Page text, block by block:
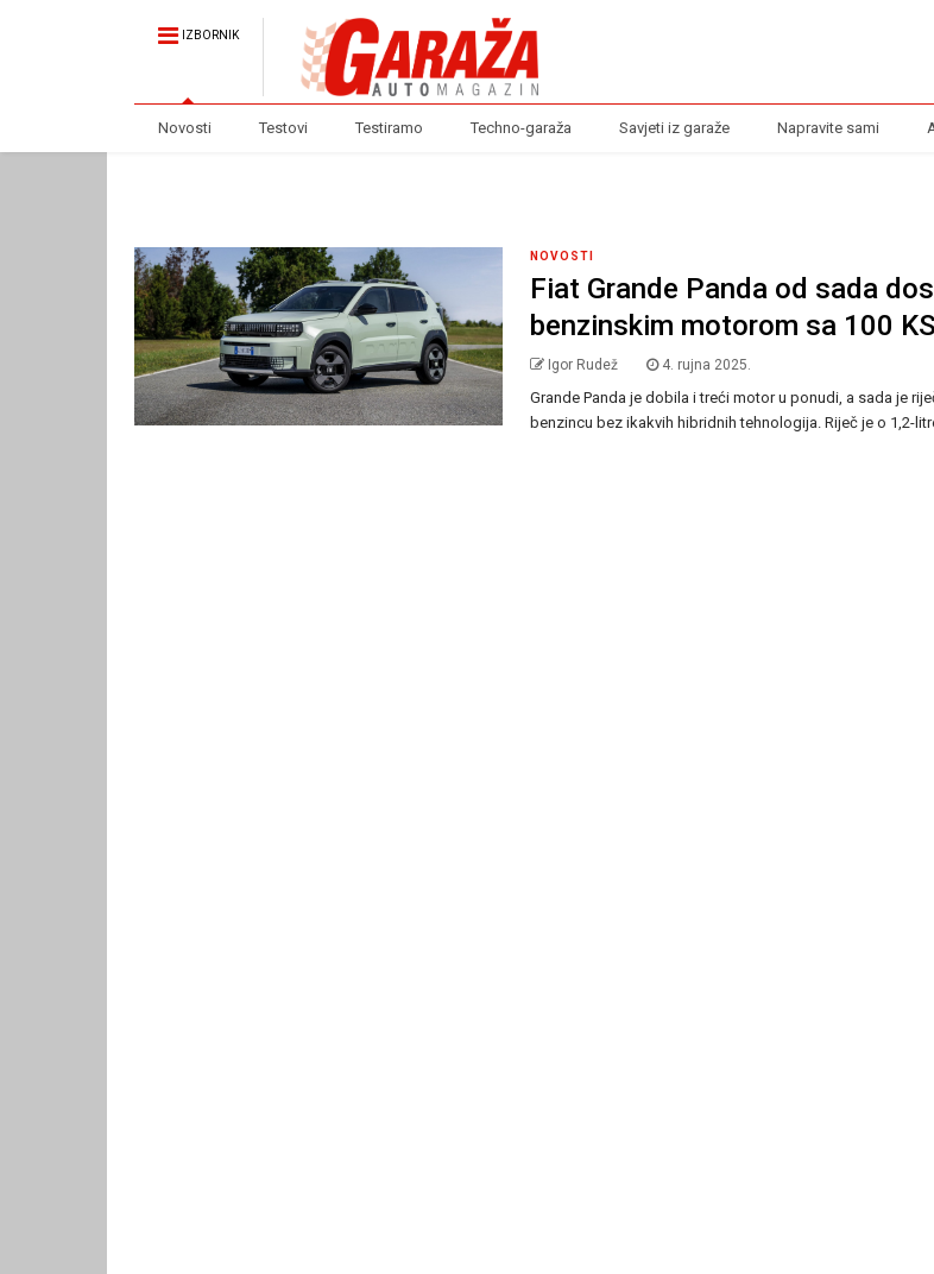
IZBORNIK
Novosti Testovi Testiramo Techno-garaža Savjeti iz garaže Napravite sami
NOVOSTI
Fiat Grande Panda od sada
benzinskim motorom sa 100 KS
Igor Rudež 4. rujna 2025.
Grande Panda je dobila i treći motor u ponudi, a sada je
benzincu bez ikakvih hibridnih tehnologija. Riječ je o 1,2-